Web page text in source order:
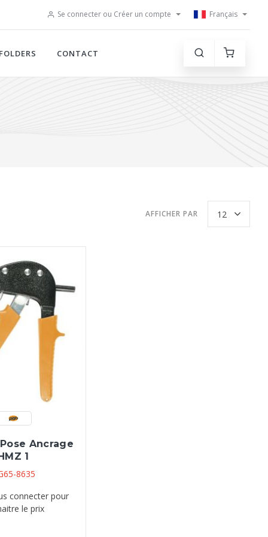
Se connecter ou Créer un compte Français
CONTACT
AFFICHER PAR
Ancrage
1
8635
connecter pour
le prix